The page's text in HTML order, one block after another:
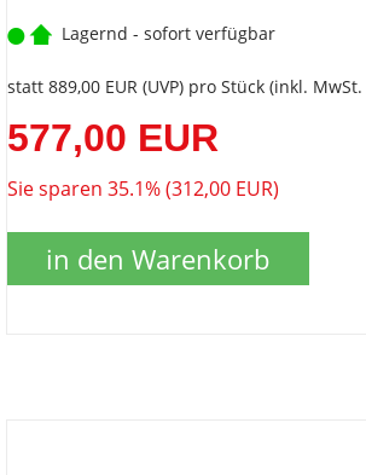
Lagernd - sofort verfügbar
statt 889,00 EUR (UVP) pro Stück (inkl. MwSt.
577,00 EUR
Sie sparen 35.1% (312,00 EUR)
in den Warenkorb